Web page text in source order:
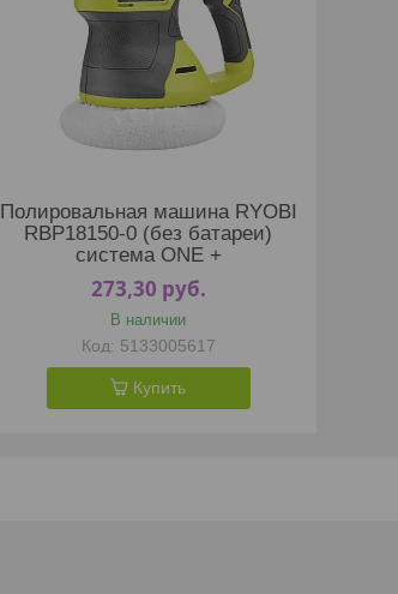
Полировальная машина RYOBI
RBP18150-0 (без батареи)
система ONE +
273,30 руб.
В наличии
5133005617
Купить